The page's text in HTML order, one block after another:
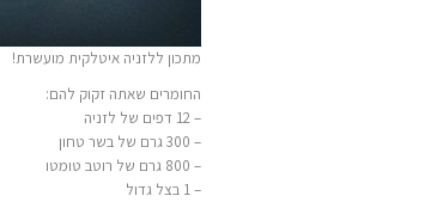
מתכון ללזניה איטלקית מועשרת!
החומרים שאתה זקוק להם:
– 12 דפים של לזניה
– 300 גרם של בשר טחון
– 800 גרם של רוטב טומטו
– 1 בצל גדול